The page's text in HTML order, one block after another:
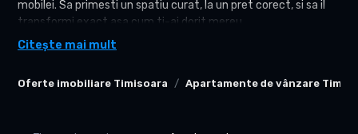
Oferte imobiliare Timisoara Apartamente de vânzare
mobilei. Sa primesti un spatiu curat, la un pret corect, si sa il
transformi exact asa cum ti-ai dorit mereu.
Acesta este un astfel de apartament. Zona este excelenta –
cu transport in comun chiar la scara blocului. Etajul 4 din 4, cu
Citește mai mult